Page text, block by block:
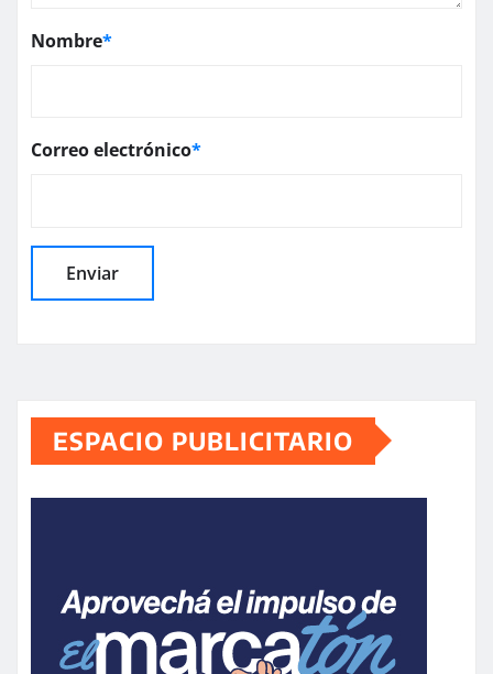
Nombre*
Correo electrónico*
ESPACIO PUBLICITARIO